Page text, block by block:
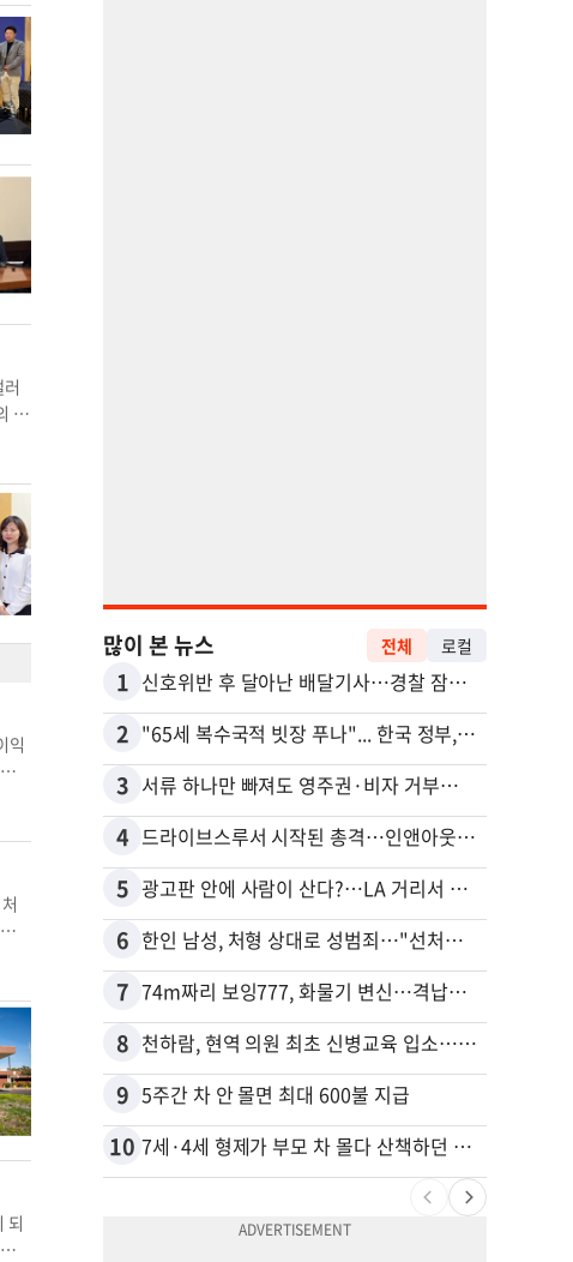
po
다.
하
이
.
섰
핵
기
고
했
약
제
익
니
보
게
로
볼
라
포
업
주
강
거
상
되
많이 본 뉴스 전체 로컬
1 신호위반 후 달아난 배달기사…경찰 잠복해 잡고보니 ‘반전’
2 "65세 복수국적 빗장 푸나"... 한국 정부, 연령 완화 전면 추진
3 서류 하나만 빠져도 영주권·비자 거부…심사관 재량권 대폭 확대
4 드라이브스루서 시작된 총격…인앤아웃 참사 영상 공개
5 광고판 안에 사람이 산다?…LA 거리서 화제
6 한인 남성, 처형 상대로 성범죄…"선처해줬더니 배신자 취급"
7 74m짜리 보잉777, 화물기 변신…격납고서 ‘보물’ 찾는 인천공항
8 천하람, 현역 의원 최초 신병교육 입소…논산서 2박3일 생활
9 5주간 차 안 몰면 최대 600불 지급
10 7세·4세 형제가 부모 차 몰다 산책하던 여성 들이받아